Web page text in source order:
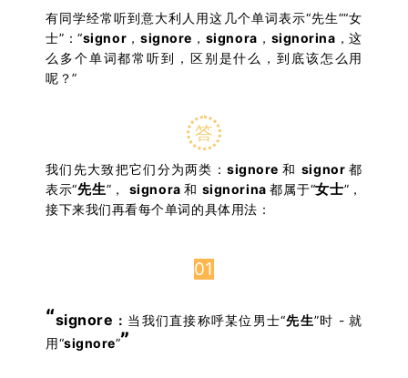
有同学经常听到意大利人用这几个单词表示“先生”“女
士”：“signor ，signore ， signora ， signorina ，这
么多个单词都常听到，区别是什么，到底该怎么用
呢？”
答
我们先大致把它们分为两类：signore和 signor都
表示“先生”， signora和 signorina都属于“女士”，
接下来我们再看每个单词的具体用法：
01
“signore ： 当我们直接称呼某位男士“先生”时 - 就
用“signore””